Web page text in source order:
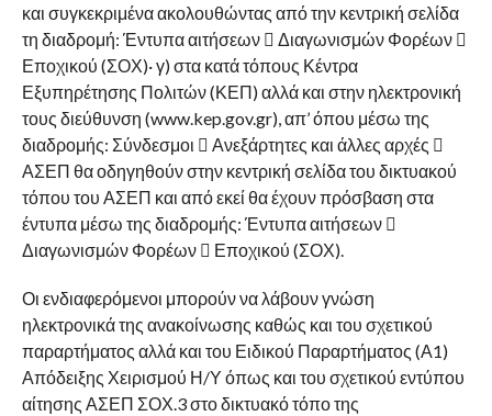
και συγκεκριμένα ακολουθώντας από την κεντρική σελίδα
τη διαδρομή: Έντυπα αιτήσεων  Διαγωνισμών Φορέων 
Εποχικού (ΣΟΧ)· γ) στα κατά τόπους Κέντρα
Εξυπηρέτησης Πολιτών (ΚΕΠ) αλλά και στην ηλεκτρονική
τους διεύθυνση (www.kep.gov.gr), απ’ όπου μέσω της
διαδρομής: Σύνδεσμοι  Ανεξάρτητες και άλλες αρχές 
ΑΣΕΠ θα οδηγηθούν στην κεντρική σελίδα του δικτυακού
τόπου του ΑΣΕΠ και από εκεί θα έχουν πρόσβαση στα
έντυπα μέσω της διαδρομής: Έντυπα αιτήσεων 
Διαγωνισμών Φορέων  Εποχικού (ΣΟΧ).
Οι ενδιαφερόμενοι μπορούν να λάβουν γνώση
ηλεκτρονικά της ανακοίνωσης καθώς και του σχετικού
παραρτήματος αλλά και του Ειδικού Παραρτήματος (Α1)
Απόδειξης Χειρισμού Η/Υ όπως και του σχετικού εντύπου
αίτησης ΑΣΕΠ ΣΟΧ.3 στο δικτυακό τόπο της